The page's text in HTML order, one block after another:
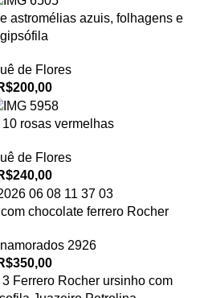
astromélias azuis, folhagens e
gipsófila
de Flores
200,00
rosas vermelhas
de Flores
240,00
chocolate ferrero Rocher
2926
350,00